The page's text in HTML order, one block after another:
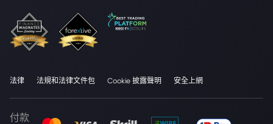
法律 法規和法律文件包 Cookie 披露聲明 安全上網
付款